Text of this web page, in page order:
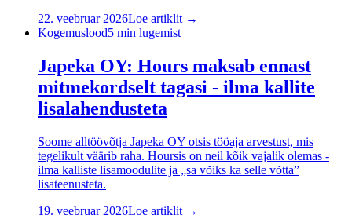
22. veebruar 2026Loe artiklit →
Kogemuslood5 min lugemist
Japeka OY: Hours maksab ennast
mitmekordselt tagasi - ilma kallite
lisalahendusteta
Soome alltöövõtja Japeka OY otsis tööaja arvestust, mis
tegelikult väärib raha. Hoursis on neil kõik vajalik olemas -
ilma kalliste lisamoodulite ja „sa võiks ka selle võtta”
lisateenusteta.
19. veebruar 2026Loe artiklit →